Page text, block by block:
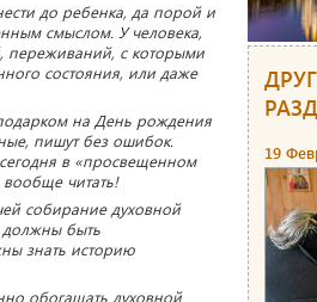
до ребенка, да порой и
смыслом. У человека,
переживаний, с которыми
состояния, или даже
на День рождения
пишут без ошибок.
в «просвещенном
вообще читать!
собирание духовной
должны быть
знать историю
обогащать духовной
19